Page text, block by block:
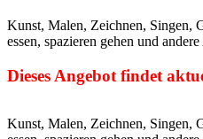
Kunst, Malen, Zeichnen, Singen,
essen, spazieren gehen und
Dieses Angebot findet
Kunst, Malen, Zeichnen, Singen,